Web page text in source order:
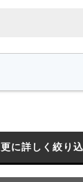
更に詳しく絞り